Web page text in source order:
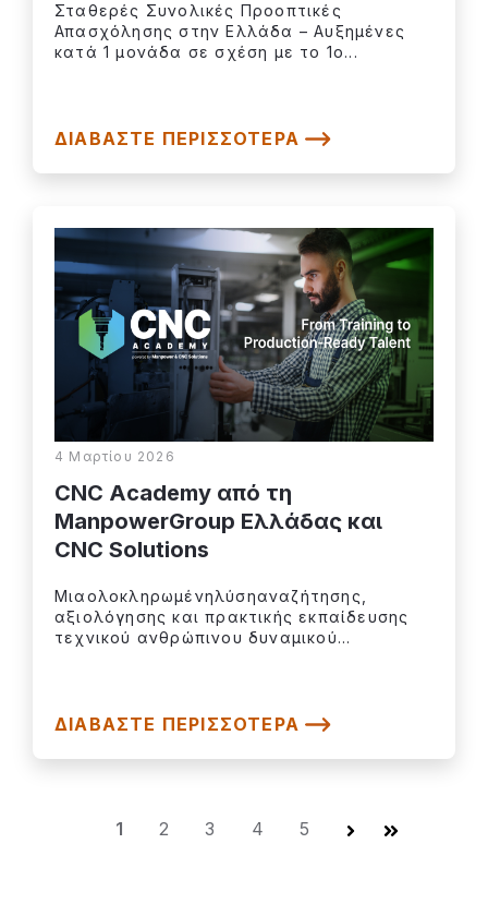
Σταθερές Συνολικές Προοπτικές
Απασχόλησης στην Ελλάδα – Αυξημένες
κατά 1 μονάδα σε σχέση με το 1ο...
ΔΙΑΒΆΣΤΕ ΠΕΡΙΣΣΌΤΕΡΑ
4 Μαρτίου 2026
CNC Academy από τη
ManpowerGroup Ελλάδας και
CNC Solutions
Μιαολοκληρωμένηλύσηαναζήτησης,
αξιολόγησης και πρακτικής εκπαίδευσης
τεχνικού ανθρώπινου δυναμικού...
ΔΙΑΒΆΣΤΕ ΠΕΡΙΣΣΌΤΕΡΑ
1 2 3 4 5 ΕπόμενοΤελευταία